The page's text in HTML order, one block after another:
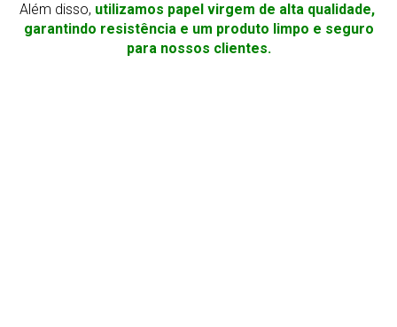
Além disso, utilizamos papel virgem de alta qualidade,
garantindo resistência e um produto limpo e seguro
para nossos clientes.